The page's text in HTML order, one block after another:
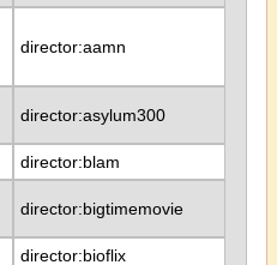
director:aamn
director:asylum300
director:blam
director:bigtimemovie
director:bioflix